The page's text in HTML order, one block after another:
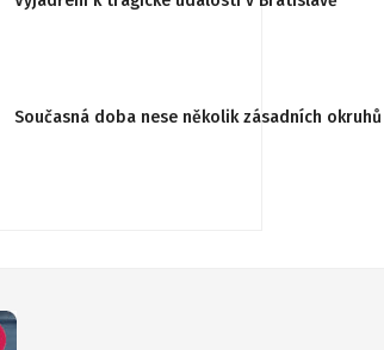
Současná doba nese několik zásadních